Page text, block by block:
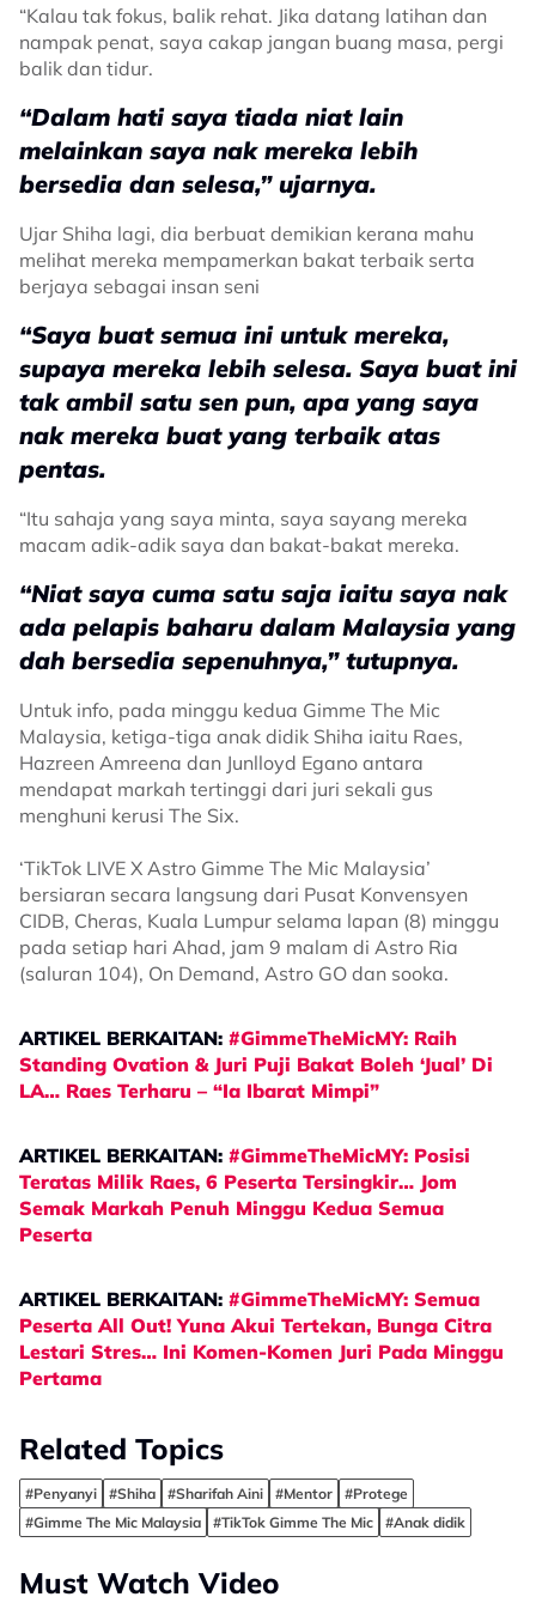
“Kalau tak fokus, balik rehat. Jika datang latihan dan
nampak penat, saya cakap jangan buang masa, pergi
balik dan tidur.
“Dalam hati saya tiada niat lain
melainkan saya nak mereka lebih
bersedia dan selesa,” ujarnya.
Ujar Shiha lagi, dia berbuat demikian kerana mahu
melihat mereka mempamerkan bakat terbaik serta
berjaya sebagai insan seni
“Saya buat semua ini untuk mereka,
supaya mereka lebih selesa. Saya buat ini
tak ambil satu sen pun, apa yang saya
nak mereka buat yang terbaik atas
pentas.
“Itu sahaja yang saya minta, saya sayang mereka
macam adik-adik saya dan bakat-bakat mereka.
“Niat saya cuma satu saja iaitu saya nak
ada pelapis baharu dalam Malaysia yang
dah bersedia sepenuhnya,” tutupnya.
Untuk info, pada minggu kedua Gimme The Mic
Malaysia, ketiga-tiga anak didik Shiha iaitu Raes,
Hazreen Amreena dan Junlloyd Egano antara
mendapat markah tertinggi dari juri sekali gus
menghuni kerusi The Six.
‘TikTok LIVE X Astro Gimme The Mic Malaysia’
bersiaran secara langsung dari Pusat Konvensyen
CIDB, Cheras, Kuala Lumpur selama lapan (8) minggu
pada setiap hari Ahad, jam 9 malam di Astro Ria
(saluran 104), On Demand, Astro GO dan sooka.
ARTIKEL BERKAITAN: #GimmeTheMicMY: Raih
Standing Ovation & Juri Puji Bakat Boleh ‘Jual’ Di
LA… Raes Terharu – “Ia Ibarat Mimpi”
ARTIKEL BERKAITAN: #GimmeTheMicMY: Posisi
Teratas Milik Raes, 6 Peserta Tersingkir… Jom
Semak Markah Penuh Minggu Kedua Semua
Peserta
ARTIKEL BERKAITAN: #GimmeTheMicMY: Semua
Peserta All Out! Yuna Akui Tertekan, Bunga Citra
Lestari Stres… Ini Komen-Komen Juri Pada Minggu
Pertama
Related Topics
#Penyanyi #Shiha #Sharifah Aini #Mentor
#Protege
#Gimme The Mic Malaysia
#TikTok Gimme The Mic #Anak didik
Must Watch Video